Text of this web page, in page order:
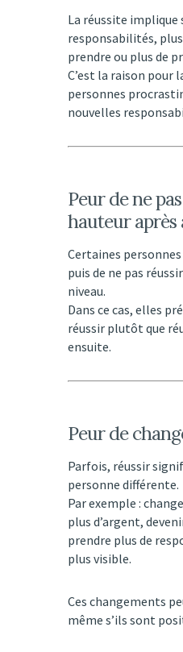
La réussite implique
responsabilités,
prendre ou plus de
C’est la raison pour
personnes
nouvelles
Peur de ne
hauteur après
Certaines
puis de ne pas
niveau.
Dans ce cas, elles
réussir plutôt que
ensuite.
Peur de
Parfois, réussir
personne différente.
Par exemple :
plus d’argent,
prendre plus de
plus visible.
Ces changements
même s’ils sont